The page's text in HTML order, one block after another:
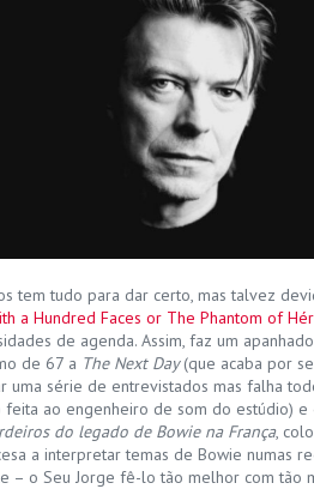
tem tudo para dar certo, mas talvez
a Hundred Faces or The Phantom of
de agenda. Assim, faz um
de 67 a The Next Day(que acaba por
uma série de entrevistados mas falha
feita ao engenheiro de som do estúdio)
do legado de Bowie na França,
a interpretar temas de Bowie numas
– o Seu Jorge fê-lo tão melhor com tão